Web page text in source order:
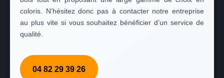
coloris. N’hésitez donc pas à contacter notre entreprise
au plus vite si vous souhaitez bénéficier d’un service de
qualité.
04 82 29 39 26